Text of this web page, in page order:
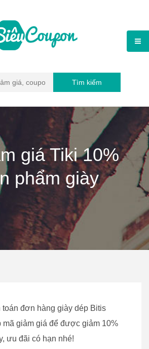
Tìm kiếm
giá Tiki 10%
phẩm giày
toán đơn hàng giày dép Bitis
mã giảm giá để được giảm 10%
ưu đãi có hạn nhé!